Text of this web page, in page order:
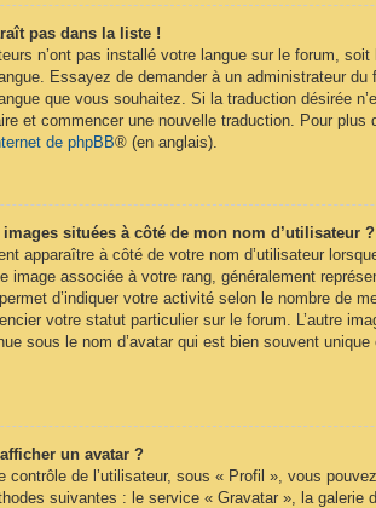
pas dans la liste !
n’ont pas installé votre langue sur le forum, soit
Essayez de demander à un administrateur du
que vous souhaitez. Si la traduction désirée
et commencer une nouvelle traduction. Pour plus
de phpBB® (en anglais).
situées à côté de mon nom d’utilisateur ?
apparaître à côté de votre nom d’utilisateur
image associée à votre rang, généralement
d’indiquer votre activité selon le nombre de
votre statut particulier sur le forum. L’autre
sous le nom d’avatar qui est bien souvent
un avatar ?
contrôle de l’utilisateur, sous « Profil », vous
suivantes : le service « Gravatar », la galerie